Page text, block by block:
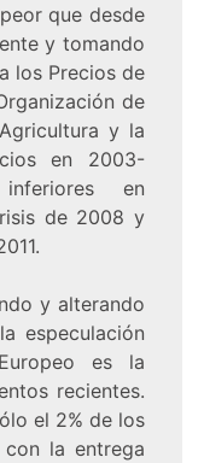
que desde
y tomando
los Precios de
de
y la
en 2003-
en
de 2008 y
y alterando
especulación
es la
recientes.
el 2% de los
la entrega